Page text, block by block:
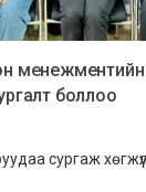
боллоо
сургаж